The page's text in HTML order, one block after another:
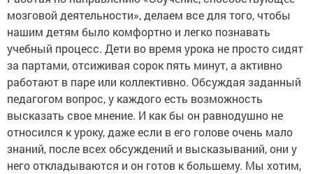
мозговой деятельности», делаем все для того, чтобы
нашим детям было комфортно и легко познавать
учебный процесс. Дети во время урока не просто сидят
за партами, отсиживая сорок пять минут, а активно
работают в паре или коллективно. Обсуждая заданный
педагогом вопрос, у каждого есть возможность
высказать свое мнение. И как бы он равнодушно не
относился к уроку, даже если в его голове очень мало
знаний, после всех обсуждений и высказываний, они у
него откладываются и он готов к большему. Мы хотим,